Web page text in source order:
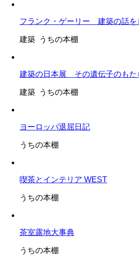
フランク・ゲーリー 建築の話を
建築 うちの本棚
建築の日本展 その遺伝子のもた
建築 うちの本棚
ヨーロッパ退屈日記
うちの本棚
喫茶とインテリア WEST
うちの本棚
茶室露地大事典
うちの本棚